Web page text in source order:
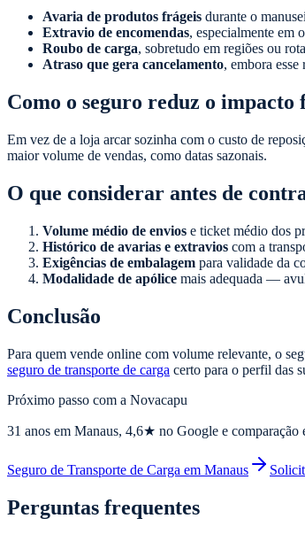
Avaria de produtos frágeis durante o
Extravio de encomendas, especialmente em
Roubo de carga, sobretudo em regiões ou
Atraso que gera cancelamento, embora
Como o seguro reduz o impacto
Em vez de a loja arcar sozinha com o custo de
maior volume de vendas, como datas sazonais.
O que considerar antes de
Volume médio de envios e ticket médio dos
Histórico de avarias e extravios com a
Exigências de embalagem para validade da
Modalidade de apólice mais adequada —
Conclusão
Para quem vende online com volume relevante, o
seguro de transporte de carga certo para o perfil das
Próximo passo com a Novacapu
31 anos em Manaus, 4,6★ no Google e comparação
Seguro de Transporte de Carga em Manaus
Perguntas frequentes